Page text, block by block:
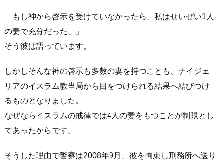
「もし神から啓示を受けていなかったら、私はせいぜい1人
の妻で充分だった。」
そう彼は語っています。
しかしそんな神の啓示も多数の妻を持つことも、ナイジェ
リアのイスラム教当局から目をつけられる結果へ結びつけ
るものとなりました。
なぜならイスラムの戒律では4人の妻をもつことが制限とし
てあったからです。
そうした理由で警察は2008年9月、彼を拘束し刑務所へ送り